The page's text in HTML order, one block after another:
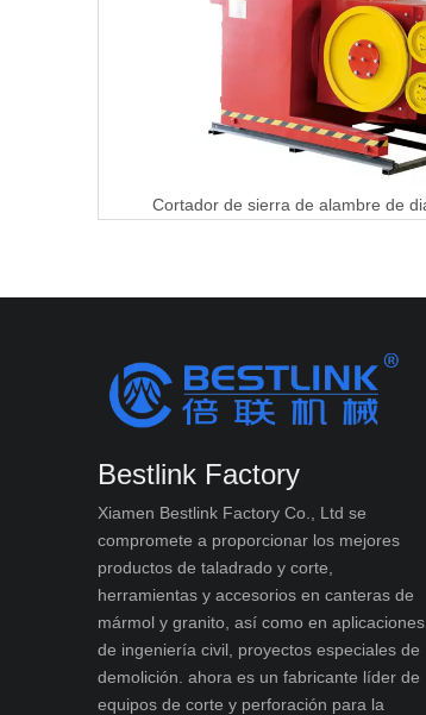
Bestlink Factory
Xiamen Bestlink Factory Co., Ltd se
compromete a proporcionar los mejores
productos de taladrado y corte,
herramientas y accesorios en canteras de
mármol y granito, así como en aplicaciones
de ingeniería civil, proyectos especiales de
demolición. ahora es un fabricante líder de
equipos de corte y perforación para la